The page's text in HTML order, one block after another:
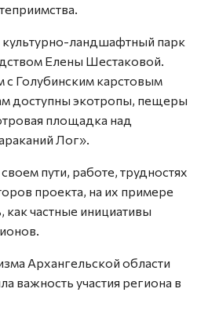
ландшафтный парк
Елены Шестаковой.
Голубинским карстовым
доступны экотропы, пещеры
площадка над
Лог».
пути, работе, трудностях
проекта, на их примере
как частные инициативы
Архангельской области
важность участия региона в